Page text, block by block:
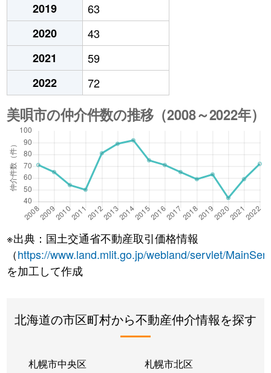
2019
63
2020
43
2021
59
2022
72
※出典：国土交通省不動産取引価格情報
（https://www.land.mlit.go.jp/webland/servlet/
を加工して作成
北海道の市区町村から不動産仲介情報を探す
札幌市中央区 札幌市北区